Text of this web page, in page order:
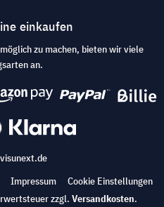
einkaufen
zu machen, bieten wir viele
an.
Impressum
Cookie Einstellungen
zzgl. Versandkosten.